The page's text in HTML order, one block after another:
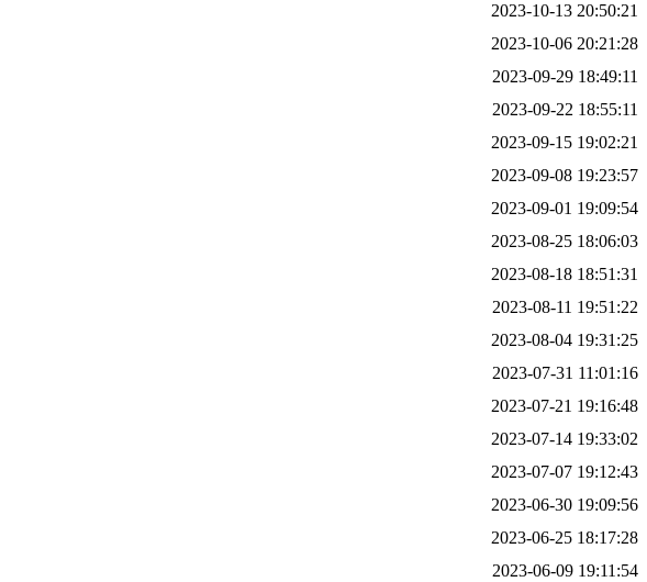
2023-10-13 20:50:21
2023-10-06 20:21:28
2023-09-29 18:49:11
2023-09-22 18:55:11
2023-09-15 19:02:21
2023-09-08 19:23:57
2023-09-01 19:09:54
2023-08-25 18:06:03
2023-08-18 18:51:31
2023-08-11 19:51:22
2023-08-04 19:31:25
2023-07-31 11:01:16
2023-07-21 19:16:48
2023-07-14 19:33:02
2023-07-07 19:12:43
2023-06-30 19:09:56
2023-06-25 18:17:28
2023-06-09 19:11:54